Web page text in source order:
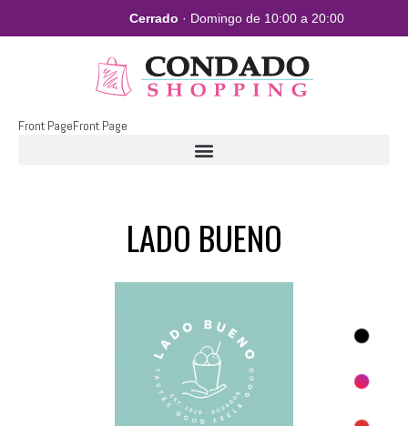
Cerrado · Domingo de 10:00 a 20:00
Front PageFront Page
LADO BUENO